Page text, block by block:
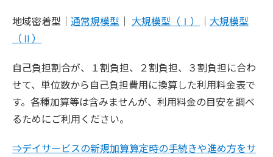
地域密着型｜ 通常規模型 ｜ 大規模型（Ⅰ） ｜ 大規模型
（Ⅱ）
自己負担割合が、１割負担、２割負担、３割負担に合わ
せて、単位数から自己負担費用に換算した利用料金表で
す。各種加算等は含みませんが、利用料金の目安を調べ
るためにご利用ください。
⇒デイサービスの新規加算算定時の手続きや進め方をサ